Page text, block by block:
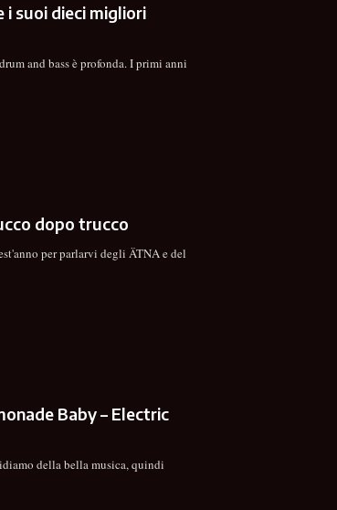
i suoi dieci migliori
and bass è profonda. I primi anni
dopo trucco
per parlarvi degli ÄTNA e del
Baby – Electric
della bella musica, quindi